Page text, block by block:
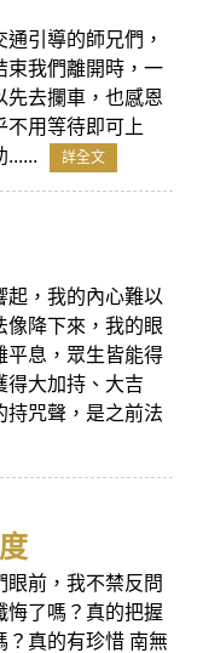
引導的師兄們，
束我們離開時，一
先去攔車，也感恩
不用等待即可上
......
詳全文
起，我的內心難以
像降下來，我的眼
平息，眾生皆能得
得大加持、大吉
持咒聲，是之前法
眼前，我不禁反問
悔了嗎？真的把握
？真的有珍惜 南無